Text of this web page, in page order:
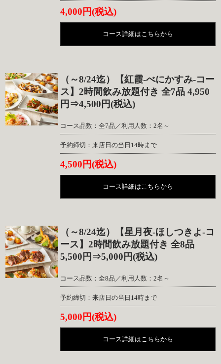
4,000円(税込)
コース詳細はこちらから
（～8/24迄）【紅霞-べにかすみ-コー
ス】2時間飲み放題付き 全7品 4,950
円⇒4,500円(税込)
コース品数：全7品／利用人数：2名～
予約締切：来店日の当日14時まで
4,500円(税込)
コース詳細はこちらから
（～8/24迄）【星月夜-ほしつきよ-コ
ース】2時間飲み放題付き 全8品
5,500円⇒5,000円(税込)
コース品数：全8品／利用人数：2名～
予約締切：来店日の当日14時まで
5,000円(税込)
コース詳細はこちらから